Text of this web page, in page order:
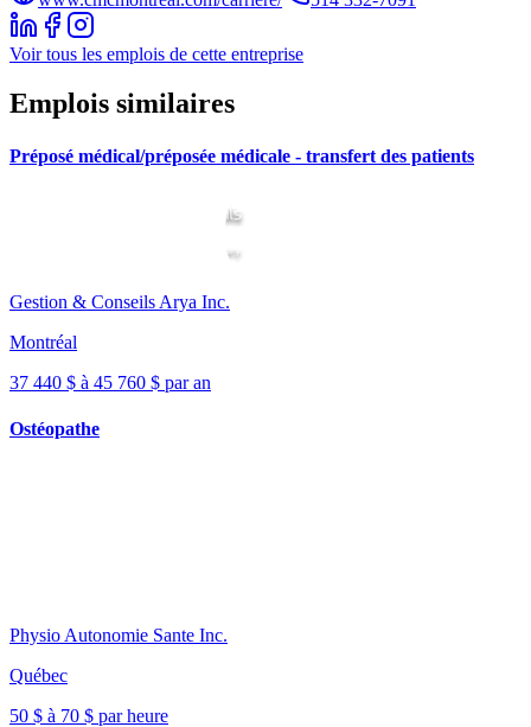
Voir tous les emplois de cette entreprise
Emplois similaires
Préposé médical/préposée médicale - transfert des patients
Gestion & Conseils Arya Inc.
Montréal
37 440 $ à 45 760 $ par an
Ostéopathe
Physio Autonomie Sante Inc.
Québec
50 $ à 70 $ par heure